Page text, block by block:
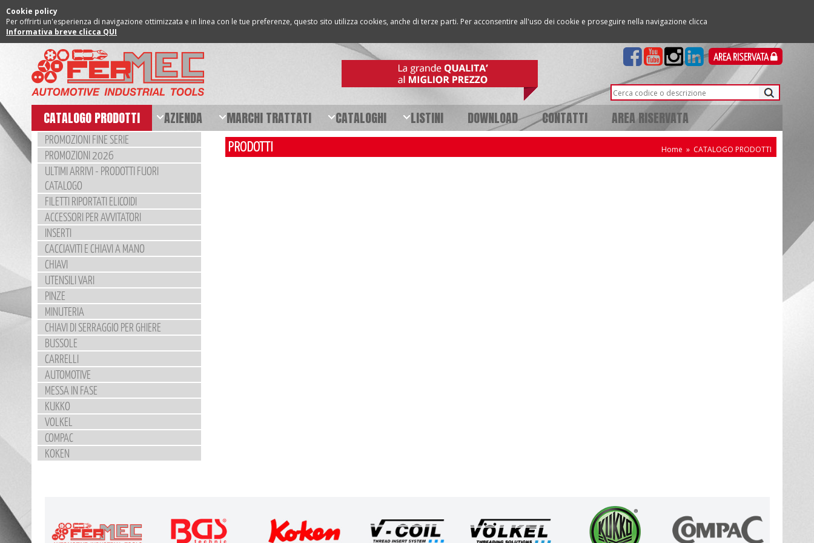
Cookie policy
Per offrirti un'esperienza di navigazione ottimizzata e in linea con le tue preferenze, questo sito utilizza cookies, anche di terze parti. Per acconsentire all'uso dei cookie e proseguire nella navigazione clicca
Informativa breve clicca QUI
AREA RISERVATA
CATALOGO PRODOTTI AZIENDA MARCHI TRATTATI CATALOGHI LISTINI DOWNLOAD CONTATTI AREA RISERVATA
PROMOZIONI FINE SERIE
PROMOZIONI 2026
ULTIMI ARRIVI - PRODOTTI FUORI
CATALOGO
FILETTI RIPORTATI ELICOIDI
ACCESSORI PER AVVITATORI
INSERTI
CACCIAVITI E CHIAVI A MANO
CHIAVI
UTENSILI VARI
PINZE
MINUTERIA
CHIAVI DI SERRAGGIO PER GHIERE
BUSSOLE
CARRELLI
AUTOMOTIVE
MESSA IN FASE
KUKKO
VOLKEL
COMPAC
KOKEN
PRODOTTI Home » CATALOGO PRODOTTI